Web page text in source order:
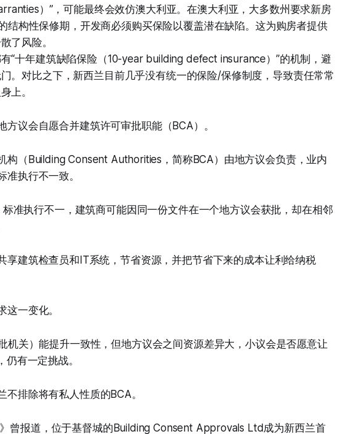
）”，可能最终会效仿澳大利亚。在澳大利亚，大多数州要求新房
结构性保修期，开发商必须购买保险以覆盖潜在缺陷。这为购房者提供
了风险。
“十年建筑缺陷保险（10-year building defect insurance）”的机制，避
。对比之下，新西兰目前几乎没有统一的保险/保修制度，导致责任常常
上。
方议会自愿合并建筑许可审批职能（BCA）。
构（Building Consent Authorities，简称BCA）由地方议会负责，业内
准执行不一致。
准执行不一，建筑商可能因同一份文件在一个地方议会获批，却在相邻
享建筑检查员和IT系统，节省资源，并把节省下来的成本让利给纳税
这一变化。
机关）能提升一致性，但地方议会之间资源差异大，小议会是否愿意让
有一定挑战。
排除将有私人性质的BCA。
曾报道，位于基督城的Building Consent Approvals Ltd成为新西兰首